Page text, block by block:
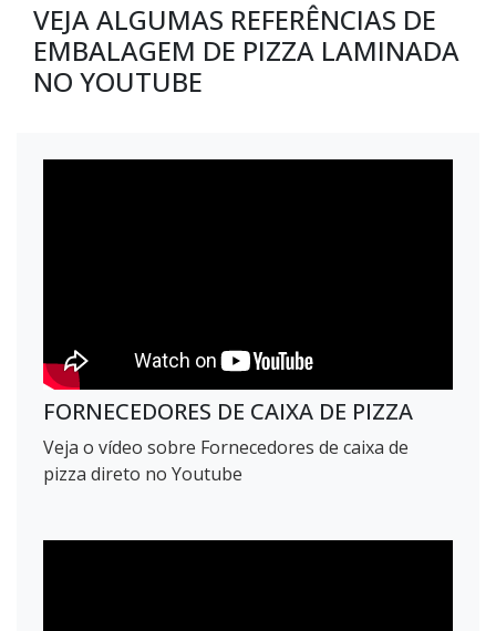
VEJA ALGUMAS REFERÊNCIAS DE
EMBALAGEM DE PIZZA LAMINADA
NO YOUTUBE
FORNECEDORES DE CAIXA DE PIZZA
Veja o vídeo sobre Fornecedores de caixa de
pizza direto no Youtube